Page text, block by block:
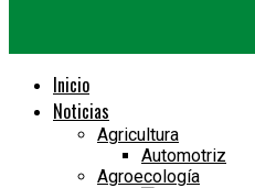
Inicio
Noticias
Agricultura
Automotriz
Agroecología